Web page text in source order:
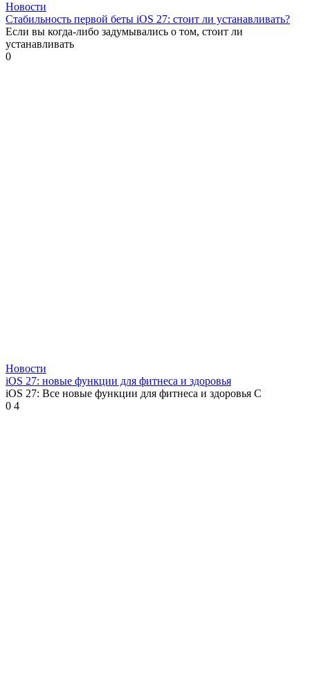
Новости
Стабильность первой беты iOS 27: стоит ли устанавливать?
Если вы когда-либо задумывались о том, стоит ли
устанавливать
0
Новости
iOS 27: новые функции для фитнеса и здоровья
iOS 27: Все новые функции для фитнеса и здоровья С
0 4